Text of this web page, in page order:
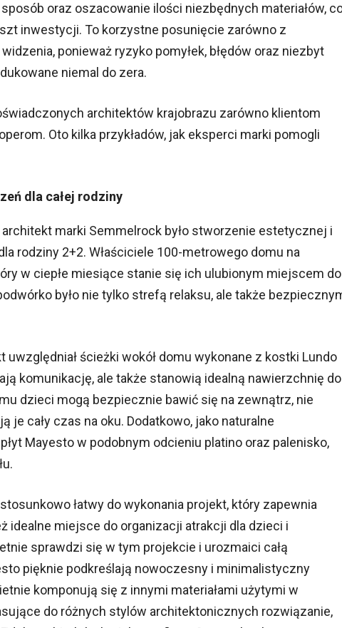
oraz oszacowanie ilości niezbędnych materiałów,
inwestycji. To korzystne posunięcie zarówno z
ponieważ ryzyko pomyłek, błędów oraz niezbyt
niemal do zera.
architektów krajobrazu zarówno klientom
Oto kilka przykładów, jak eksperci marki pomogli
dla całej rodziny
marki Semmelrock było stworzenie estetycznej i
rodziny 2+2. Właściciele 100-metrowego domu na
w ciepłe miesiące stanie się ich ulubionym miejscem do
było nie tylko strefą relaksu, ale także
ścieżki wokół domu wykonane z kostki Lundo
komunikację, ale także stanowią idealną nawierzchnię do
dzieci mogą bezpiecznie bawić się na zewnątrz, nie
cały czas na oku. Dodatkowo, jako naturalne
Mayesto w podobnym odcieniu platino oraz palenisko,
łatwy do wykonania projekt, który zapewnia
idealne miejsce do organizacji atrakcji dla dzieci i
sprawdzi się w tym projekcie i urozmaici całą
pięknie podkreślają nowoczesny i minimalistyczny
komponują się z innymi materiałami użytymi w
do różnych stylów architektonicznych rozwiązanie,